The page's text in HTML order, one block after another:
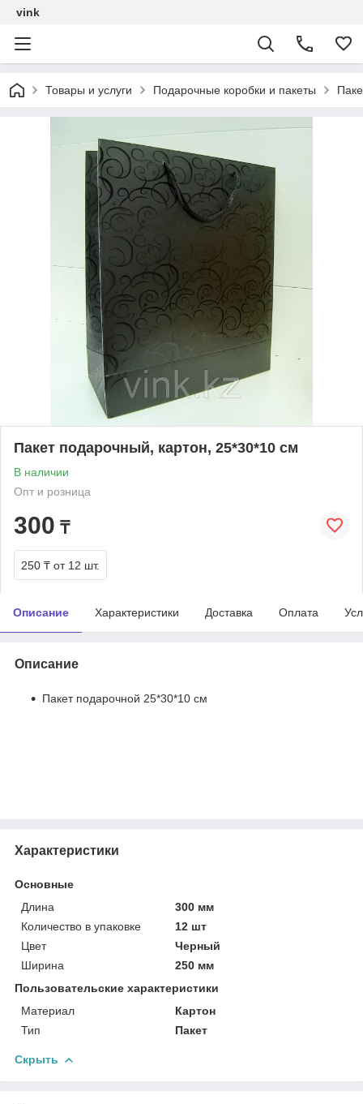
vink
Товары и услуги Подарочные коробки и пакеты
Пакет подарочный, картон, 25*30*10 см
В наличии
Опт и розница
300 ₸
250 ₸ от 12 шт.
Описание Характеристики Доставка Оплата
Описание
Пакет подарочной 25*30*10 см
Характеристики
Основные
Длина
300 мм
Количество в упаковке
12 шт
Цвет
Черный
Ширина
250 мм
Пользовательские характеристики
Материал
Картон
Тип
Пакет
Скрыть